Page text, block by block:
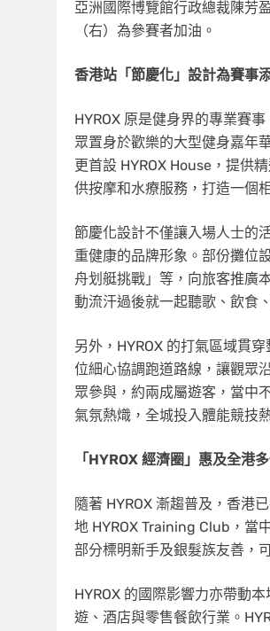
亞洲國際博覽館行政總裁陳芳
（右）為參賽者加油。
香港站「節慶化」設計為賽事
HYROX 原是健身界的專業賽
眾置身於歡樂的大型健身嘉年
更首設 HYROX House，提供
供按摩和水療服務，打造一個
節慶化設計不僅讓入場人士的
重健康的品牌形象。部份攤位
舟划艇挑戰」等，向旅客推廣
動流汗過後就一起聽歌、飲食
另外，HYROX 的打氣區域貫
位細心協調跑道路線，讓觀眾
眾參與，約兩成屬遊客，當中
氣氛熱熾，全城投入體能競技
「HYROX 經濟圈」惠及全港
隨著 HYROX 漸趨普及，香港
地 HYROX Training Club，當
部分標明新手及銀髮族友善，
HYROX 的國際影響力亦帶動
遊、酒店與零售餐飲行業。